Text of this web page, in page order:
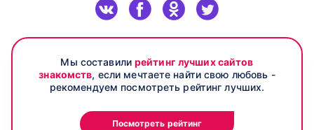
Мы составилирейтинг лучших сайтов
знакомств, если мечтаете найти свою любовь -
рекомендуем посмотреть рейтинг лучших.
Посмотреть рейтинг